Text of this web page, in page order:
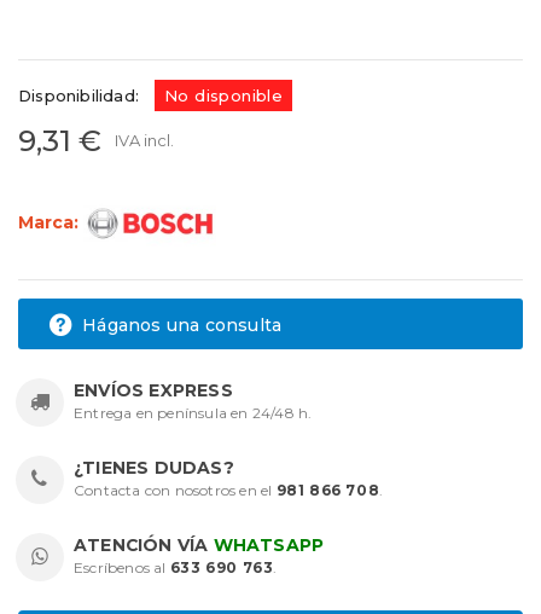
Disponibilidad: No disponible
9,31 € IVA incl.
Marca:
Háganos una consulta
ENVÍOS EXPRESS
Entrega en península en 24/48 h.
¿TIENES DUDAS?
Contacta con nosotros en el 981 866 708.
ATENCIÓN VÍA WHATSAPP
Escríbenos al 633 690 763.